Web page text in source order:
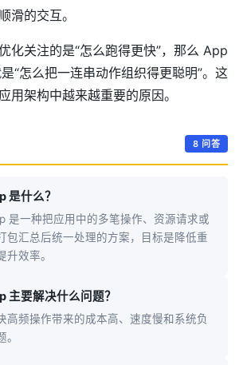
滑的交互。
化关注的是“怎么跑得更快”，那么 App
“怎么把一连串动作组织得更聪明”。这
用架构中越来越重要的原因。
8 问答
是什么？
是一种把应用中的多笔操作、资源请求或
包汇总后统一处理的方案，目标是降低重
升效率。
主要解决什么问题？
高频操作带来的成本高、速度慢和系统负